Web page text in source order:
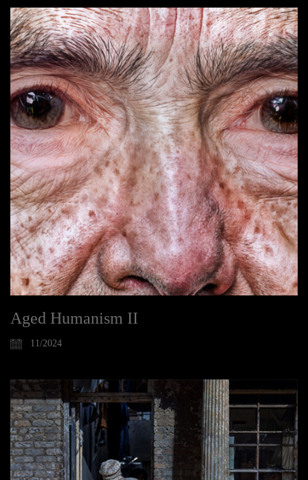
Aged Humanism II
11/2024